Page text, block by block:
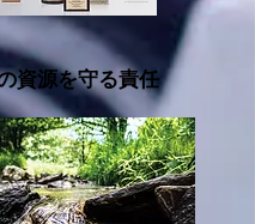
資源を守る責任